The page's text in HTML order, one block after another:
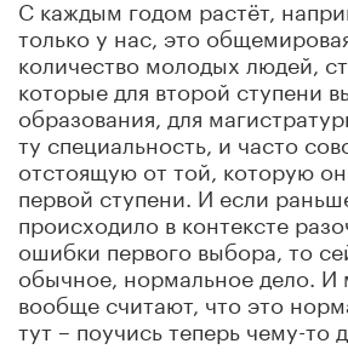
С каждым годом растёт,
только у нас, это
количество молодых людей,
которые для второй ступени
образования, для
ту специальность, и часто
отстоящую от той, которую
первой ступени. И если
происходило в контексте
ошибки первого выбора, то
обычное, нормальное дело. И
вообще считают, что это
тут – поучись теперь чему-то